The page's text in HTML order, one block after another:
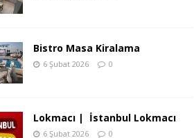
Bistro Masa Kiralama
6 Şubat 2026 0
Lokmacı | İstanbul Lokmacı
6 Şubat 2026 0